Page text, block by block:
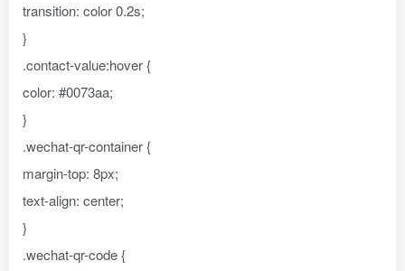
transition: color 0.2s;
}
.contact-value:hover {
color: #0073aa;
}
.wechat-qr-container {
margin-top: 8px;
text-align: center;
}
.wechat-qr-code {